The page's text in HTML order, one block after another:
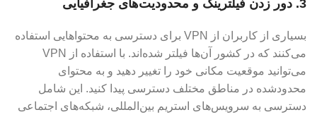
3. دور زدن فیلترینگ و محدودیت‌های جغرافیایی
بسیاری از کاربران از VPN برای دسترسی به محتواهایی استفاده
می‌کنند که در کشور آن‌ها فیلتر شده‌اند. با استفاده از VPN
می‌توانید موقعیت مکانی خود را تغییر دهید و به محتوای
محدودشده در مناطق مختلف دسترسی پیدا کنید. این شامل
دسترسی به سرویس‌های استریم بین‌المللی، شبکه‌های اجتماعی